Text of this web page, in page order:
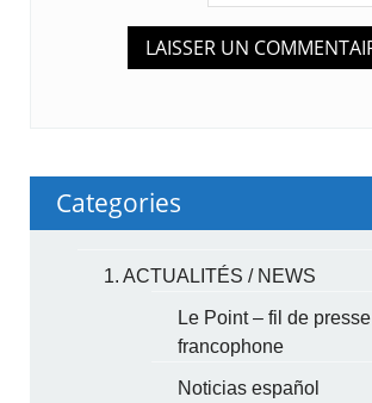
Categories
1. ACTUALITÉS / NEWS
Le Point – fil de presse
francophone
Noticias español